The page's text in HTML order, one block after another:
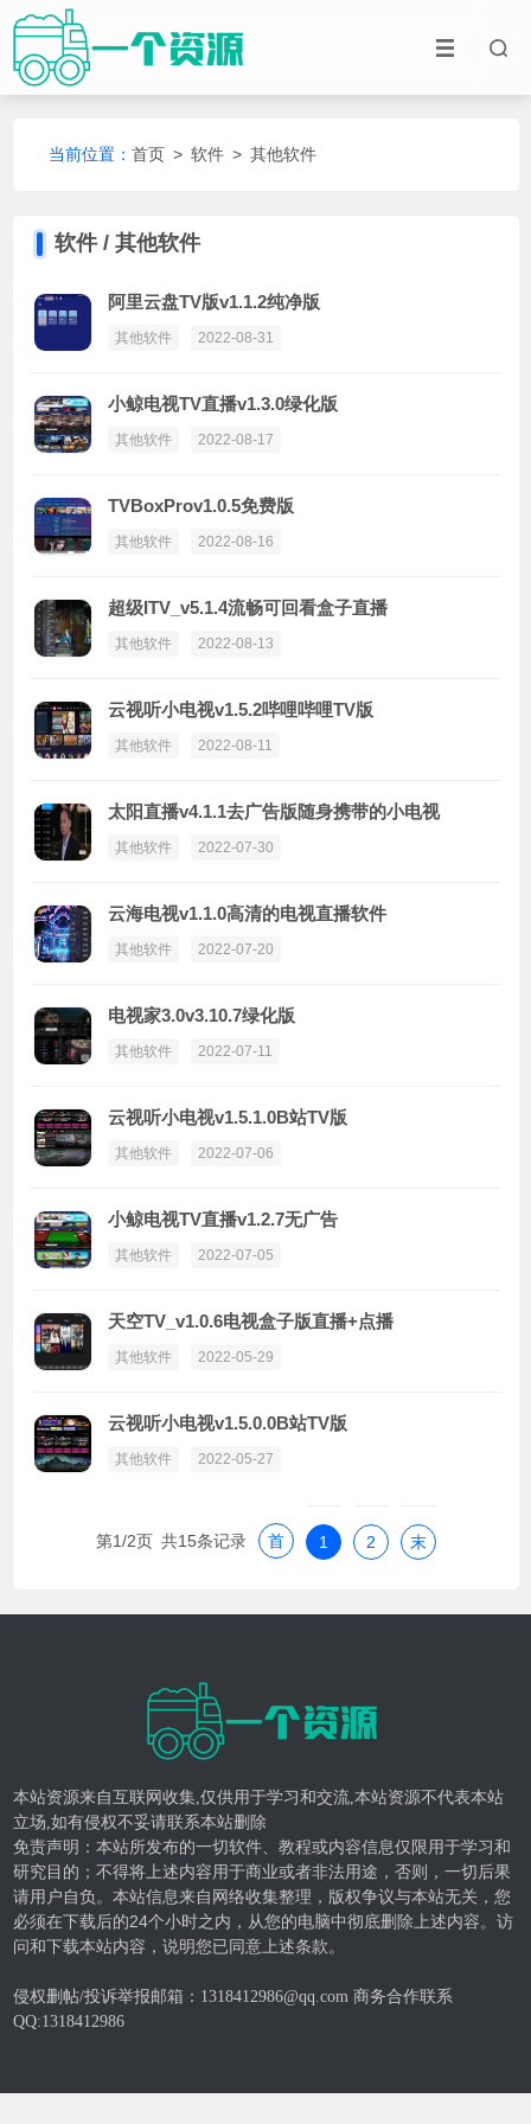
当前位置： 首页> 软件> 其他软件
软件 / 其他软件
阿里云盘TV版v1.1.2纯净版
其他软件 2022-08-31
小鲸电视TV直播v1.3.0绿化版
其他软件 2022-08-17
TVBoxProv1.0.5免费版
其他软件 2022-08-16
超级ITV_v5.1.4流畅可回看盒子直播
其他软件 2022-08-13
云视听小电视v1.5.2哔哩哔哩TV版
其他软件 2022-08-11
太阳直播v4.1.1去广告版随身携带的小电视
其他软件 2022-07-30
云海电视v1.1.0高清的电视直播软件
其他软件 2022-07-20
电视家3.0v3.10.7绿化版
其他软件 2022-07-11
云视听小电视v1.5.1.0B站TV版
其他软件 2022-07-06
小鲸电视TV直播v1.2.7无广告
其他软件 2022-07-05
天空TV_v1.0.6电视盒子版直播+点播
其他软件 2022-05-29
云视听小电视v1.5.0.0B站TV版
其他软件 2022-05-27
第1/2页 共15条记录 首 1 2 末
本站资源来自互联网收集,仅供用于学习和交流,本站资源不代表本站
立场,如有侵权不妥请联系本站删除
免责声明：本站所发布的一切软件、教程或内容信息仅限用于学习和
研究目的；不得将上述内容用于商业或者非法用途，否则，一切后果
请用户自负。本站信息来自网络收集整理，版权争议与本站无关，您
必须在下载后的24个小时之内，从您的电脑中彻底删除上述内容。访
问和下载本站内容，说明您已同意上述条款。
侵权删帖/投诉举报邮箱：1318412986@qq.com 商务合作联系
QQ:1318412986